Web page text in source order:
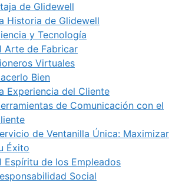
de Glidewell
Historia de Glidewell
y Tecnología
Arte de Fabricar
Virtuales
Bien
Experiencia del Cliente
de Comunicación con el
de Ventanilla Única: Maximizar
Éxito
Espíritu de los Empleados
Social